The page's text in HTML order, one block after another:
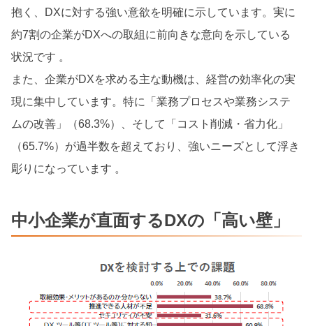
抱く、DXに対する強い意欲を明確に示しています。実に
約7割の企業がDXへの取組に前向きな意向を示している
状況です 。
また、企業がDXを求める主な動機は、経営の効率化の実
現に集中しています。特に「業務プロセスや業務システ
ムの改善」（68.3%）、そして「コスト削減・省力化」
（65.7%）が過半数を超えており、強いニーズとして浮き
彫りになっています 。
中小企業が直面するDXの「高い壁」